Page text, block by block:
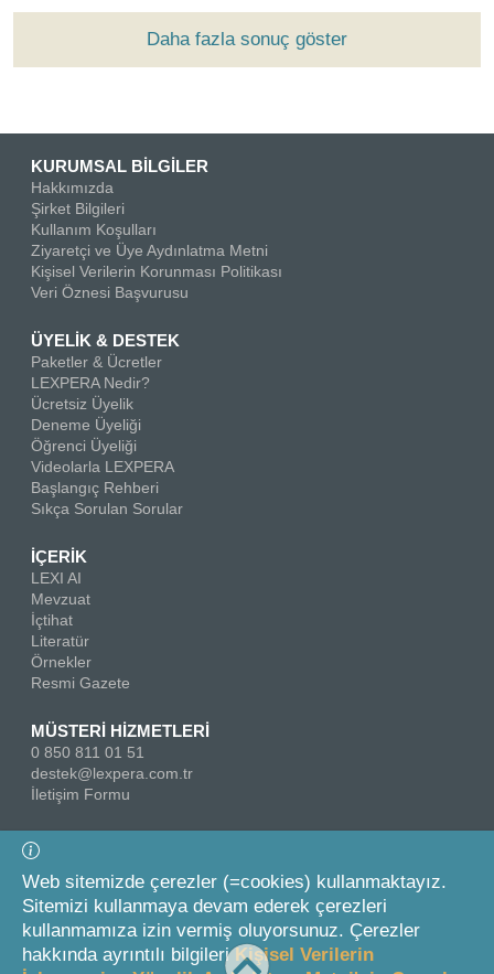
Daha fazla sonuç göster
KURUMSAL BİLGİLER
Hakkımızda
Şirket Bilgileri
Kullanım Koşulları
Ziyaretçi ve Üye Aydınlatma Metni
Kişisel Verilerin Korunması Politikası
Veri Öznesi Başvurusu
ÜYELİK & DESTEK
Paketler & Ücretler
LEXPERA Nedir?
Ücretsiz Üyelik
Deneme Üyeliği
Öğrenci Üyeliği
Videolarla LEXPERA
Başlangıç Rehberi
Sıkça Sorulan Sorular
İÇERİK
LEXI AI
Mevzuat
İçtihat
Literatür
Örnekler
Resmi Gazete
MÜSTERİ HİZMETLERİ
0 850 811 01 51
destek@lexpera.com.tr
İletişim Formu
Bizi Takip Edin
Web sitemizde çerezler (=cookies) kullanmaktayız.
Sitemizi kullanmaya devam ederek çerezleri
kullanmamıza izin vermiş oluyorsunuz. Çerezler
hakkında ayrıntılı bilgileriKişisel Verilerin